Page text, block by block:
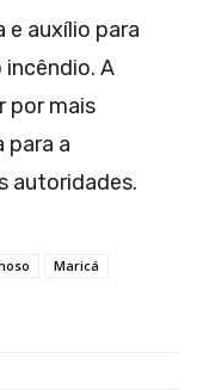
e auxílio para
A
por mais
para a
autoridades.
Maricá